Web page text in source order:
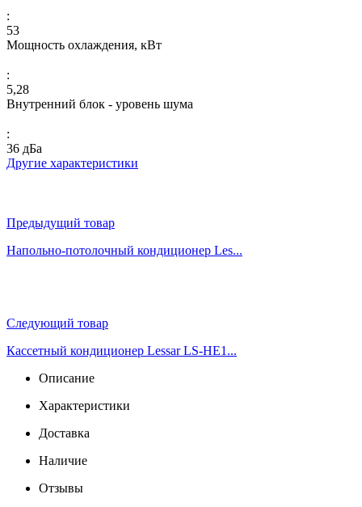
:
53
Мощность охлаждения, кВт
:
5,28
Внутренний блок - уровень шума
:
36 дБа
Другие характеристики
Предыдущий товар
Напольно-потолочный кондиционер Les...
Следующий товар
Кассетный кондиционер Lessar LS-HE1...
Описание
Характеристики
Доставка
Наличие
Отзывы